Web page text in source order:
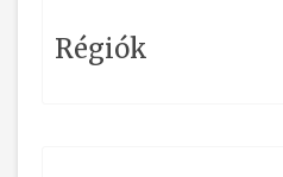
Régiók